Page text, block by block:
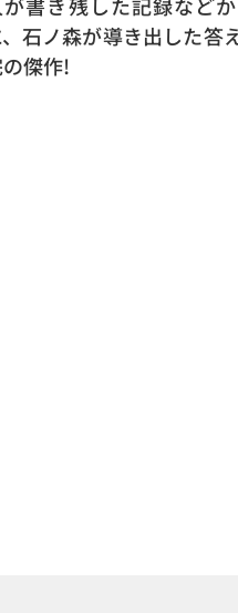
石ノ森が導き出した
傑作!